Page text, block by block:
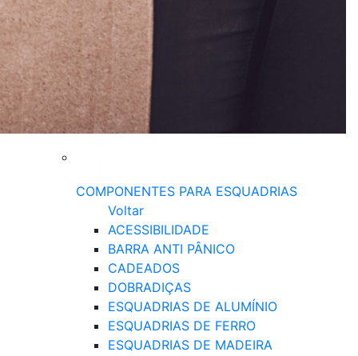
COMPONENTES PARA ESQUADRIAS
Voltar
ACESSIBILIDADE
BARRA ANTI PÂNICO
CADEADOS
DOBRADIÇAS
ESQUADRIAS DE ALUMÍNIO
ESQUADRIAS DE FERRO
ESQUADRIAS DE MADEIRA